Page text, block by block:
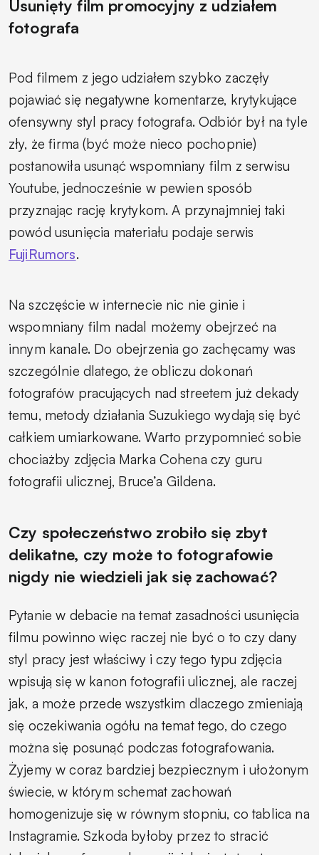
Usunięty film promocyjny z udziałem
fotografa
Pod filmem z jego udziałem szybko zaczęły
pojawiać się negatywne komentarze, krytykujące
ofensywny styl pracy fotografa. Odbiór był na tyle
zły, że firma (być może nieco pochopnie)
postanowiła usunąć wspomniany film z serwisu
Youtube, jednocześnie w pewien sposób
przyznając rację krytykom. A przynajmniej taki
powód usunięcia materiału podaje serwis
FujiRumors.
Na szczęście w internecie nic nie ginie i
wspomniany film nadal możemy obejrzeć na
innym kanale. Do obejrzenia go zachęcamy was
szczególnie dlatego, że obliczu dokonań
fotografów pracujących nad streetem już dekady
temu, metody działania Suzukiego wydają się być
całkiem umiarkowane. Warto przypomnieć sobie
chociażby zdjęcia Marka Cohena czy guru
fotografii ulicznej, Bruce’a Gildena.
Czy społeczeństwo zrobiło się zbyt
delikatne, czy może to fotografowie
nigdy nie wiedzieli jak się zachować?
Pytanie w debacie na temat zasadności usunięcia
filmu powinno więc raczej nie być o to czy dany
styl pracy jest właściwy i czy tego typu zdjęcia
wpisują się w kanon fotografii ulicznej, ale raczej
jak, a może przede wszystkim dlaczego zmieniają
się oczekiwania ogółu na temat tego, do czego
można się posunąć podczas fotografowania.
Żyjemy w coraz bardziej bezpiecznym i ułożonym
świecie, w którym schemat zachowań
homogenizuje się w równym stopniu, co tablica na
Instagramie. Szkoda byłoby przez to stracić